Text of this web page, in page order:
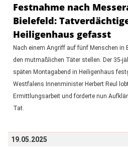
Festnahme nach
Bielefeld:
Heiligenhaus gefasst
Nach einem Angriff auf fünf Menschen in
den mutmaßlichen Täter stellen. Der 35-
späten Montagabend in Heiligenhaus
Westfalens Innenminister Herbert Reul
Ermittlungsarbeit und forderte nun
Tat.
19.05.2025